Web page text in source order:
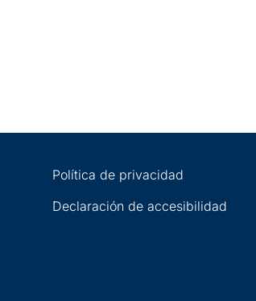
Política de privacidad
Declaración de accesibilidad